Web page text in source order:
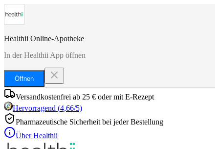
Healthii Online-Apotheke
In der Healthii App öffnen
Öffnen
Versandkostenfrei ab 25 € oder mit E-Rezept
Hervorragend (4,66/5)
Pharmazeutische Sicherheit bei jeder Bestellung
Über Healthii